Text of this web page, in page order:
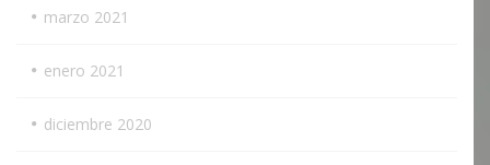
marzo 2021
enero 2021
diciembre 2020